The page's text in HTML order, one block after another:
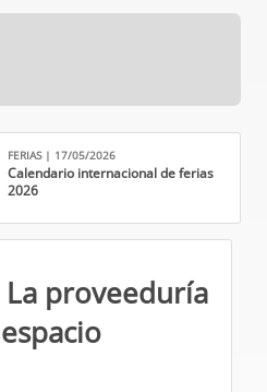
FERIAS | 17/05/2026
Calendario internacional de ferias
2026
La proveeduría